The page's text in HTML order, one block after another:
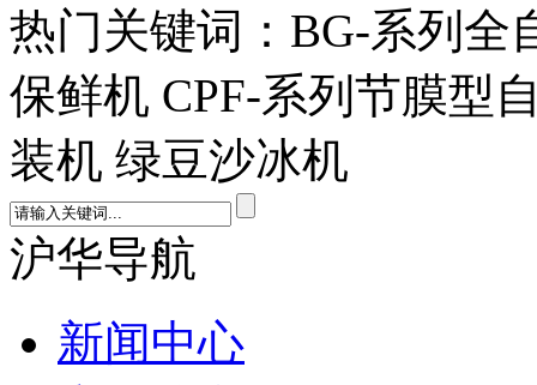
热门关键词：BG-系列全
保鲜机 CPF-系列节膜型
装机 绿豆沙冰机
沪华导航
新闻中心